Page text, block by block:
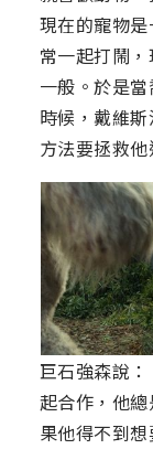
現在的寵物
常一起打鬧
一般。於是
時候，戴維
方法要拯救他
巨石強森說
起合作，他
果他得不到